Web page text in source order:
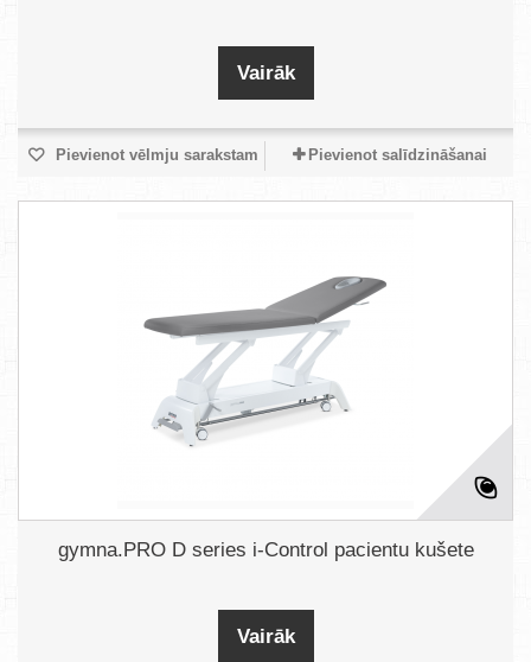
Vairāk
Pievienot vēlmju sarakstam Pievienot salīdzināšanai
gymna.PRO D series i-Control pacientu kušete
Vairāk